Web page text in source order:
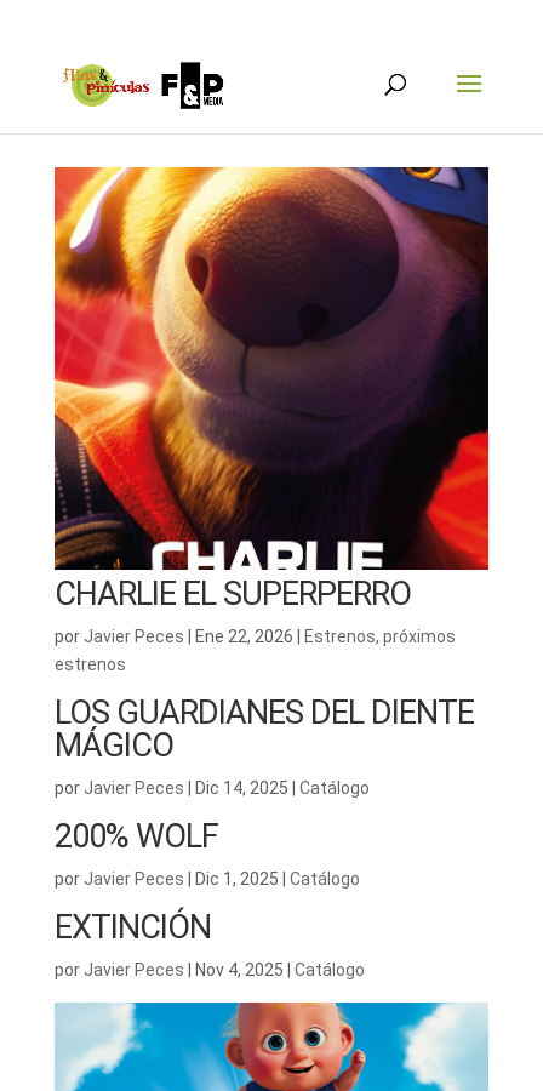
CHARLIE EL SUPERPERRO
por Javier Peces Ene 22, 2026 Estrenos, próximos
estrenos
LOS GUARDIANES DEL DIENTE
MÁGICO
por Javier Peces Dic 14, 2025 Catálogo
200% WOLF
por Javier Peces Dic 1, 2025 Catálogo
EXTINCIÓN
por Javier Peces Nov 4, 2025 Catálogo